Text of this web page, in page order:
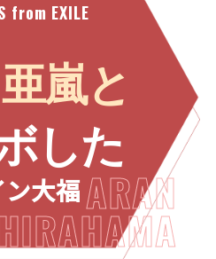
from EXILE
嵐と
した
大福ARAN